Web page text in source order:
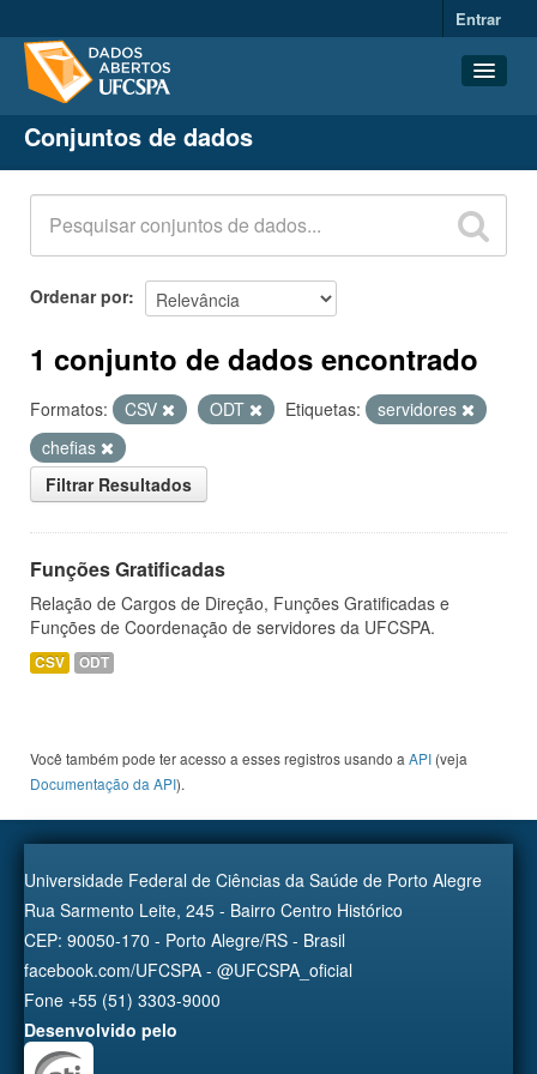
Entrar
Conjuntos de dados
Organizações
Grupos
Sobre
Conjuntos de dados
Ordenar por
1 conjunto de dados encontrado
Formatos: CSV ODT Etiquetas:
servidores
chefias
Filtrar Resultados
Funções Gratificadas
Relação de Cargos de Direção, Funções Gratificadas e
Funções de Coordenação de servidores da UFCSPA.
CSV ODT
Você também pode ter acesso a esses registros usando a API (veja
Documentação da API).
Universidade Federal de Ciências da Saúde de Porto Alegre
Rua Sarmento Leite, 245 - Bairro Centro Histórico
CEP: 90050-170 - Porto Alegre/RS - Brasil
facebook.com/UFCSPA - @UFCSPA_oficial
Fone +55 (51) 3303-9000
Desenvolvido pelo